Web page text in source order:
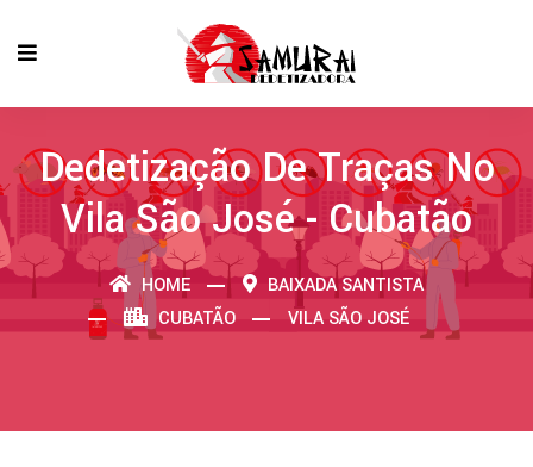
Dedetização De Traças No
Vila São José - Cubatão
HOME
BAIXADA SANTISTA
CUBATÃO
VILA SÃO JOSÉ